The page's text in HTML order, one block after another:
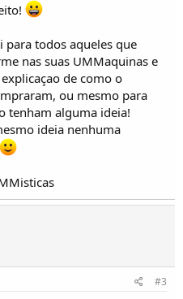
para todos aqueles que
nas suas UMMaquinas e
de como o
ou mesmo para
tenham alguma ideia!
ideia nenhuma
#3